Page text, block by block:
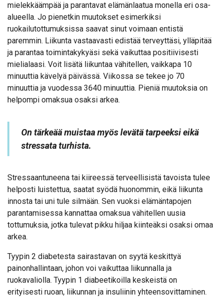
mielekkäämpää ja parantavat elämänlaatua monella eri osa-
alueella. Jo pienetkin muutokset esimerkiksi
ruokailutottumuksissa saavat sinut voimaan entistä
paremmin. Liikunta vastaavasti edistää terveyttäsi, ylläpitää
ja parantaa toimintakykyäsi sekä vaikuttaa positiivisesti
mielialaasi. Voit lisätä liikuntaa vähitellen, vaikkapa 10
minuuttia kävelyä päivässä. Viikossa se tekee jo 70
minuuttia ja vuodessa 3640 minuuttia. Pieniä muutoksia on
helpompi omaksua osaksi arkea.
On tärkeää muistaa myös levätä tarpeeksi eikä
stressata turhista.
Stressaantuneena tai kiireessä terveellisistä tavoista tulee
helposti luistettua, saatat syödä huonommin, eikä liikunta
innosta tai uni tule silmään. Sen vuoksi elämäntapojen
parantamisessa kannattaa omaksua vähitellen uusia
tottumuksia, jotka tulevat pikku hiljaa kiinteäksi osaksi omaa
arkea.
Tyypin 2 diabetesta sairastavan on syytä keskittyä
painonhallintaan, johon voi vaikuttaa liikunnalla ja
ruokavaliolla. Tyypin 1 diabeetikoilla keskeistä on
erityisesti ruoan, liikunnan ja insuliinin yhteensovittaminen.